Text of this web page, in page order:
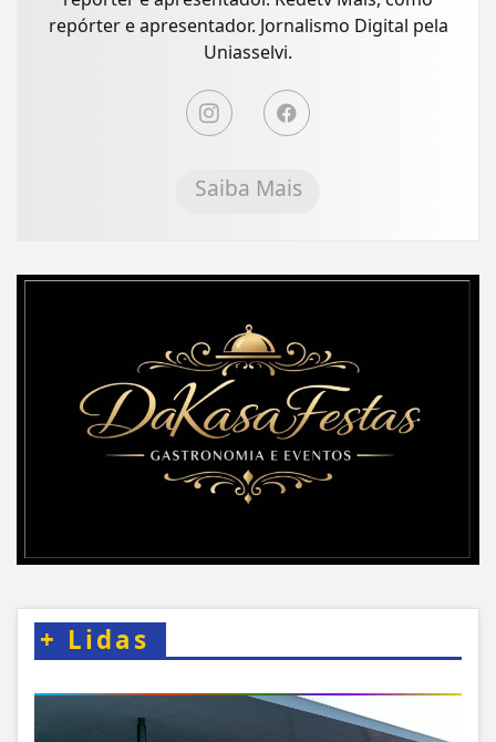
repórter e apresentador. Jornalismo Digital pela
Uniasselvi.
Saiba Mais
+ Lidas